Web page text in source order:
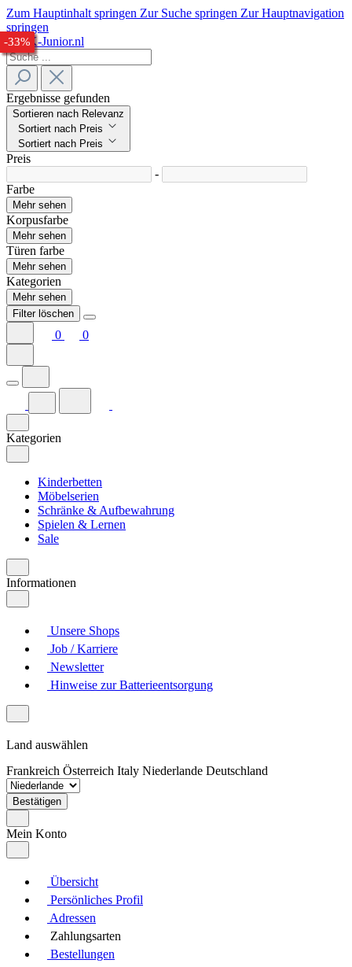
Zum Hauptinhalt springen Zur Suche springen Zur Hauptnavigation
springen
Ergebnisse gefunden
Sortieren nach Relevanz
Sortiert nach Preis
Sortiert nach Preis
Preis
-
Farbe
Mehr sehen
Korpusfarbe
Mehr sehen
Türen farbe
Mehr sehen
Kategorien
Mehr sehen
Filter löschen
0 0
Kategorien
Kinderbetten
Möbelserien
Schränke & Aufbewahrung
Spielen & Lernen
Sale
Informationen
Unsere Shops
Job / Karriere
Newsletter
Hinweise zur Batterieentsorgung
Land auswählen
Frankreich Österreich Italy Niederlande Deutschland
Bestätigen
Mein Konto
Übersicht
Persönliches Profil
Adressen
Zahlungsarten
Bestellungen
-31%
-24%
-26%
-23%
-32%
-33%